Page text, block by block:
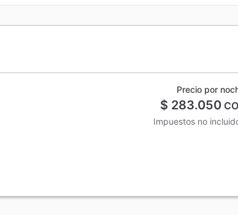
Precio por
$ 283.050
Impuestos no